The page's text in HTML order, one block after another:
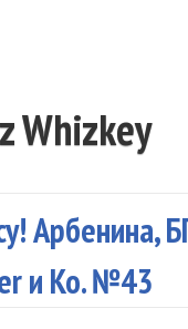
Whizkey
Арбенина,
и Ко. №43